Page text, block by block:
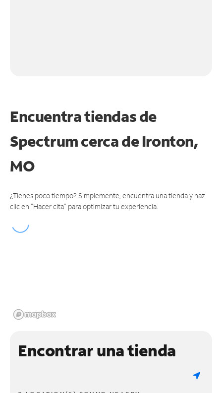
Encuentra tiendas de
Spectrum cerca deIronton,
MO
¿Tienes poco tiempo? Simplemente, encuentra una tienda y haz
clic en "Hacer cita" para optimizar tu experiencia.
Encontrar una tienda